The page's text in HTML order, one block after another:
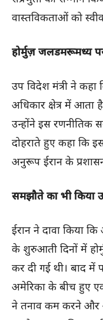
वास्तविकताओं को
होर्मुज़ जलडमरूमध्य पर
उप विदेश मंत्री ने
अधिकार क्षेत्र में आता
उन्होंने इस रणनीतिक
दोहराते हुए कहा कि
अनुरूप ईरान के
समझौते का भी किया
ईरान ने दावा किया
के शुरुआती दिनों में
कर दी गई थी। बाद में
अमेरिका के बीच हुए
ने तनाव कम करने और